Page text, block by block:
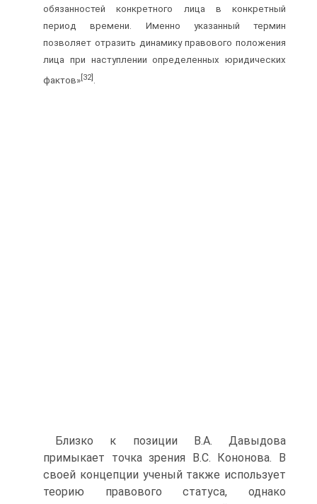
обязанностей конкретного лица в конкретный
период времени. Именно указанный термин
позволяет отразить динамику правового положения
лица при наступлении определенных юридических
фактов»[32]
Близко к позиции В.А. Давыдова
примыкает точка зрения В.С. Кононова. В
своей концепции ученый также использует
теорию правового статуса, однако